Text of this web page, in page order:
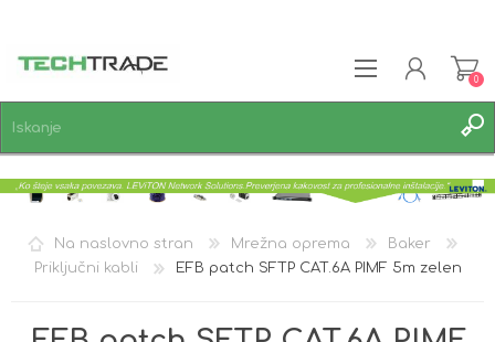
PRIJAVA
0
Na naslovno stran Mrežna oprema
Baker
Priključni kabli
EFB patch SFTP CAT.6A PIMF 5m zelen